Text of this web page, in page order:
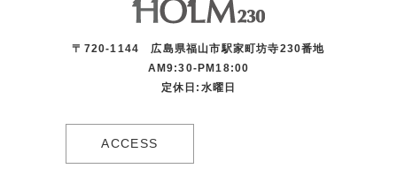
〒720-1144 広島県福山市駅家町坊寺230番地
AM9:30-PM18:00
定休日:水曜日
ACCESS